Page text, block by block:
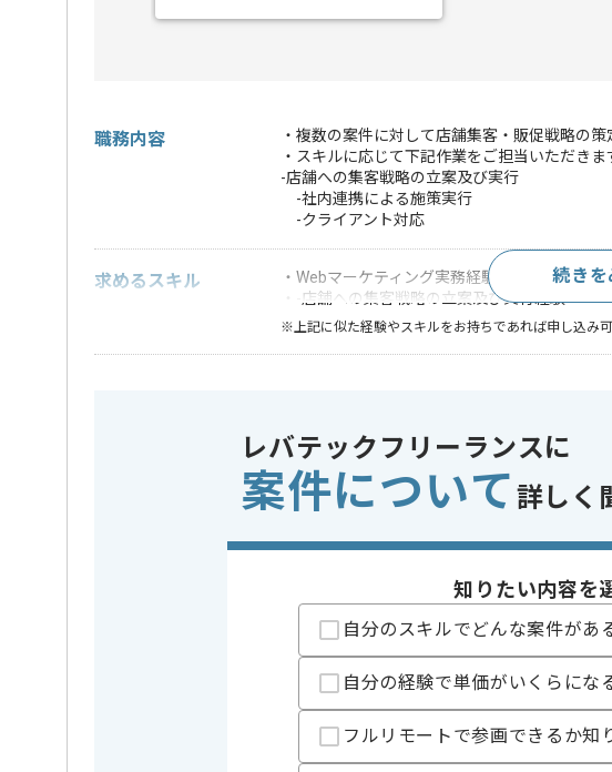
職務内容
・複数の案件に対して店舗集客・販促戦略の策
・スキルに応じて下記作業をご担当いただきま
-店舗への集客戦略の立案及び実行
-社内連携による施策実行
-クライアント対応
求めるスキル
・Webマーケティング実務経験（3年以上)
・-店舗への集客戦略の立案及び実行経験
※上記に似た経験やスキルをお持ちであれば申し込み
特徴
参画実績あり , 30代活躍
複数の案件に対して店舗集客・販促戦略の策定に携わっていただきます
Webマーケターとしての実務経験を活かしたい方にお勧めです。
基本的にはフルリモートでの作業を見込んでおります。
続きを
レバテックフリーランスに
案件について 詳しく
知りたい内容を
自分のスキルでどんな案件があ
自分の経験で単価がいくらにな
フルリモートで参画できるか知